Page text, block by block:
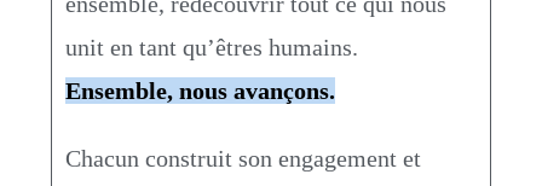
unit en tant qu’êtres humains.
Ensemble, nous avançons.
Chacun construit son engagement et